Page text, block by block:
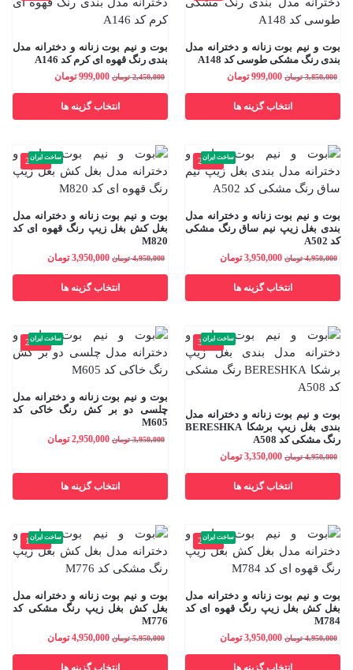
بوت و نیم بوت زنانه و دخترانه مدل
بندی رنگ مشکی طوسی کد A148
3,850,000 تومان 999,000 تومان
انتخاب گزینه ها
بوت و نیم بوت زنانه و دخترانه مدل
بندی رنگ قهوه ای کرم کد A146
2,450,000 تومان 999,000 تومان
انتخاب گزینه ها
-20%
بوت و نیم بوت زنانه و دخترانه مدل
بندی بغل زیپ نیم ساق رنگ مشکی
کد A502
4,950,000 تومان 3,950,000 تومان
ساخت ایران
انتخاب گزینه ها
-20%
بوت و نیم بوت زنانه و دخترانه مدل
بغل کش بغل زیپ رنگ قهوه ای کد
M820
4,950,000 تومان 3,950,000 تومان
ساخت ایران
انتخاب گزینه ها
-32%
بوت و نیم بوت زنانه و دخترانه مدل
بندی بغل زیپ برشکا BERESHKA
رنگ مشکی کد A508
4,950,000 تومان 3,350,000 تومان
ساخت ایران
انتخاب گزینه ها
-25%
بوت و نیم بوت زنانه و دخترانه مدل
چلسی دو بر کش رنگ خاکی کد
M605
3,950,000 تومان 2,950,000 تومان
ساخت ایران
انتخاب گزینه ها
-20%
بوت و نیم بوت زنانه و دخترانه مدل
بغل کش بغل زیپ رنگ قهوه ای کد
M784
4,950,000 تومان 3,950,000 تومان
ساخت ایران
انتخاب گزینه ها
-17%
بوت و نیم بوت زنانه و دخترانه مدل
بغل کش بغل زیپ رنگ مشکی کد
M776
5,950,000 تومان 4,950,000 تومان
ساخت ایران
انتخاب گزینه ها